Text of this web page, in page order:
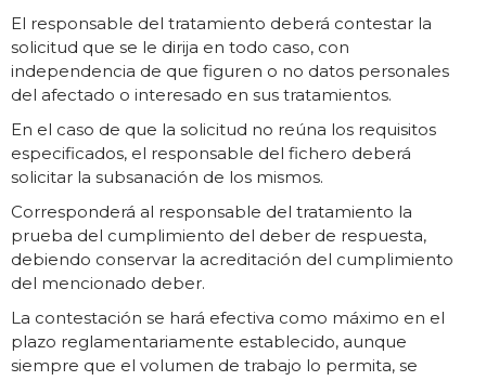
El responsable del tratamiento deberá contestar la
solicitud que se le dirija en todo caso, con
independencia de que figuren o no datos personales
del afectado o interesado en sus tratamientos.
En el caso de que la solicitud no reúna los requisitos
especificados, el responsable del fichero deberá
solicitar la subsanación de los mismos.
Corresponderá al responsable del tratamiento la
prueba del cumplimiento del deber de respuesta,
debiendo conservar la acreditación del cumplimiento
del mencionado deber.
La contestación se hará efectiva como máximo en el
plazo reglamentariamente establecido, aunque
siempre que el volumen de trabajo lo permita, se